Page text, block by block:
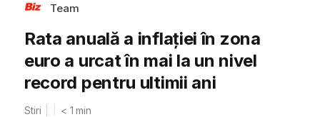
Team
Rata anuală a inflaţiei în zona
euro a urcat în mai la un nivel
record pentru ultimii ani
Stiri < 1 min